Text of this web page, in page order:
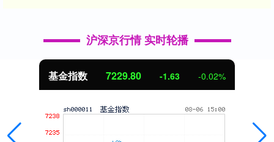
沪深京行情 实时轮播
基金指数 7229.80 -1.63 -0.02%